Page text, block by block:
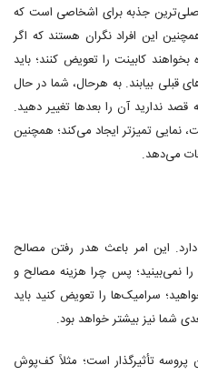
جذبه برای اشخاصی است که
این افراد نگران هستند که اگر
بخواهند کابینت را تعویض کنند؛ باید
قبلی بیابند. به هرحال، شما در حال
ندارید آن را بعدها تغییر دهید.
نمایی تمیزتر ایجاد می‌کند؛ همچنین
می‌دهد.
این امر باعث هدر رفتن مصالح
نمی‌بینید؛ پس چرا هزینه مصالح و
سرامیک‌ها را تعویض کنید باید
شما نیز بیشتر خواهد بود.
تأثیرگذار است؛ مثلاً کف‌پوش